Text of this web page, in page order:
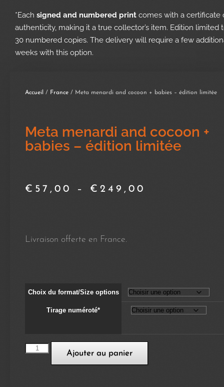
*Each signed and numbered print comes with a certificate
authenticity, making it a true collector’s item. Edition limited
30 numbered copies. The delivery will require a few
weeks with this option.
Accueil / France / Meta menardi and cocoon + babies – édition limitée
Meta menardi and cocoon +
babies – édition limitée
€ 57,00 – € 249,00
Livraison offerte en France.
Choix du format/Size options
Tirage numéroté*
Ajouter au panier